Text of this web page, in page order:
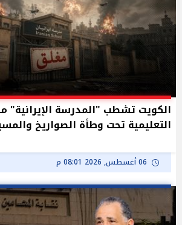
الكويت تشطب "المدرسة الإيرانية"
التعليمية تحت وطأة الصواريخ
06 أغسطس, 2026 08:01 م